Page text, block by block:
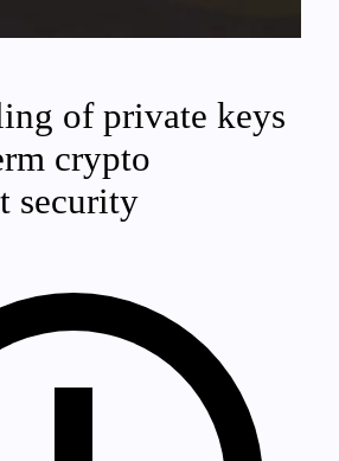
of private keys
crypto
security